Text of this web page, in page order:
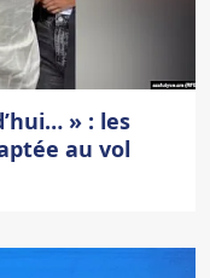
» : les
au vol